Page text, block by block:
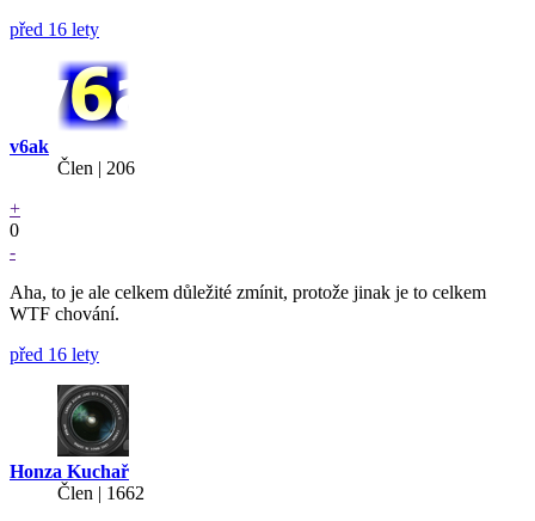
před 16 lety
v6ak
Člen | 206
+
0
-
Aha, to je ale celkem důležité zmínit, protože jinak je to celkem
WTF chování.
před 16 lety
Honza Kuchař
Člen | 1662